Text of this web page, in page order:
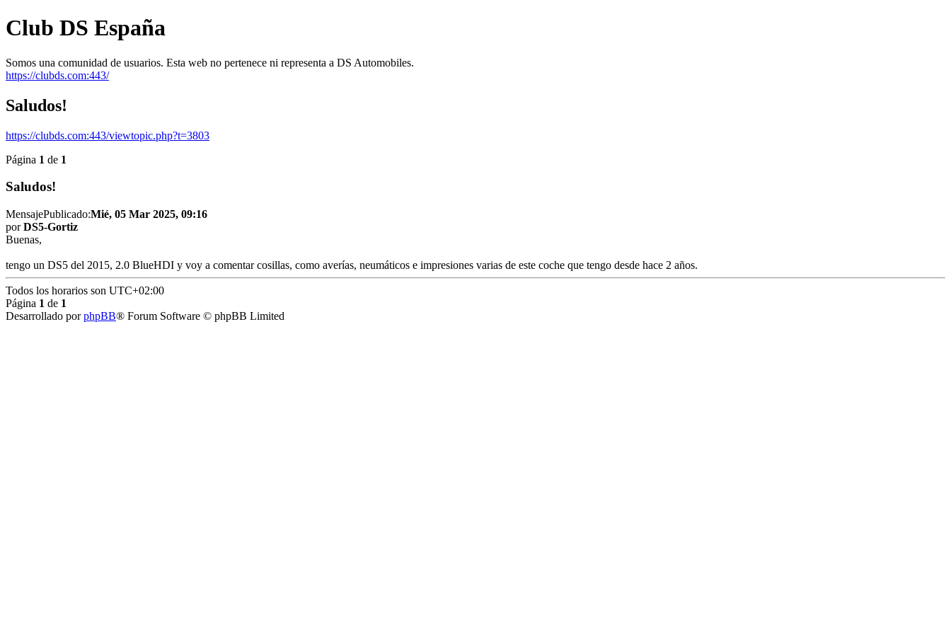
Club DS España
Somos una comunidad de usuarios. Esta web no pertenece ni representa a DS Automobiles.
https://clubds.com:443/
Saludos!
https://clubds.com:443/viewtopic.php?t=3803
Página 1 de 1
Saludos!
MensajePublicado:Mié, 05 Mar 2025, 09:16
porDS5-Gortiz
Buenas,
tengo un DS5 del 2015, 2.0 BlueHDI y voy a comentar cosillas, como averías, neumáticos e impresiones varias de este coche que tengo desde hace 2 años.
Todos los horarios son UTC+02:00
Página 1 de 1
Desarrollado porphpBB® Forum Software © phpBB Limited